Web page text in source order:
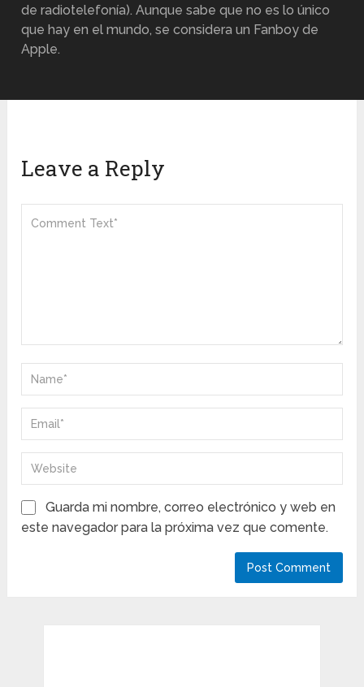
de radiotelefonía). Aunque sabe que no es lo único
que hay en el mundo, se considera un Fanboy de
Apple.
Leave a Reply
Guarda mi nombre, correo electrónico y web en
este navegador para la próxima vez que comente.